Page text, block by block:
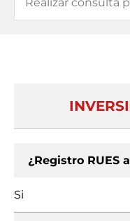
¿Registro RUES
Si